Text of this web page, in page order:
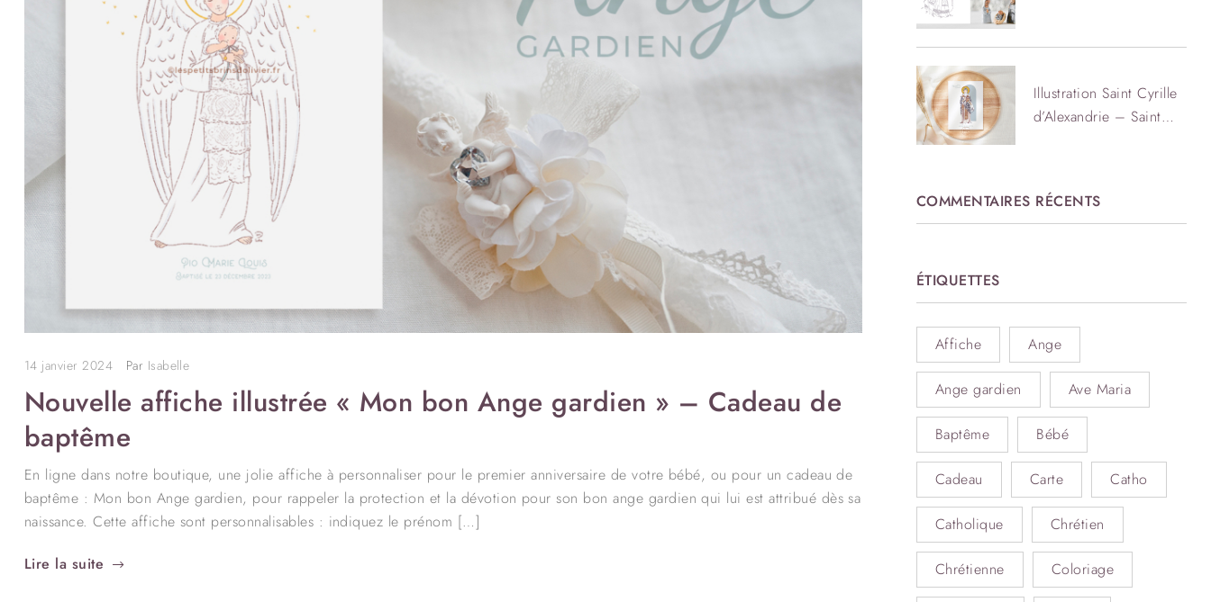
14 janvier 2024 Par Isabelle
Nouvelle affiche illustrée « Mon bon Ange gardien » – Cadeau de
baptême
En ligne dans notre boutique, une jolie affiche à personnaliser pour le premier anniversaire de votre bébé, ou pour un cadeau de
baptême : Mon bon Ange gardien, pour rappeler la protection et la dévotion pour son bon ange gardien qui lui est attribué dès sa
naissance. Cette affiche sont personnalisables : indiquez le prénom […]
Lire la suite
Illustration Saint Cyrille
d’Alexandrie – Saint
COMMENTAIRES RÉCENTS
ÉTIQUETTES
Affiche Ange
Ange gardien Ave Maria
Baptême Bébé
Cadeau Carte Catho
Catholique Chrétien
Chrétienne Coloriage